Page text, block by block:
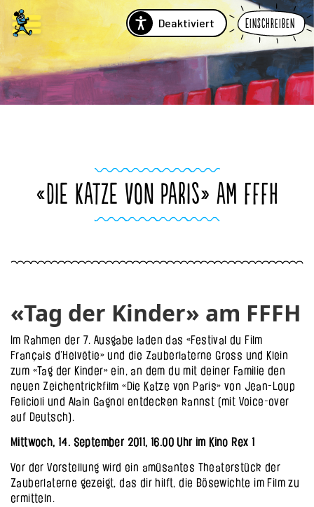
Deaktiviert Einschreiben
«DIE KATZE VON PARIS» AM FFFH
«Tag der Kinder» am FFFH
Im Rahmen der 7. Ausgabe laden das «Festival du Film
Français d’Helvétie» und die Zauberlaterne Gross und Klein
zum «Tag der Kinder» ein, an dem du mit deiner Familie den
neuen Zeichentrickfilm «Die Katze von Paris» von Jean-Loup
Felicioli und Alain Gagnol entdecken kannst (mit Voice-over
auf Deutsch).
Mittwoch, 14. September 2011, 16.00 Uhr im Kino Rex 1
Vor der Vorstellung wird ein amüsantes Theaterstück der
Zauberlaterne gezeigt, das dir hilft, die Bösewichte im Film zu
ermitteln.